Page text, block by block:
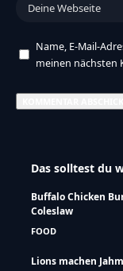
Name, E-Mail-
meinen nächsten
Das solltest du
Buffalo Chicken
Coleslaw
FOOD
Lions machen